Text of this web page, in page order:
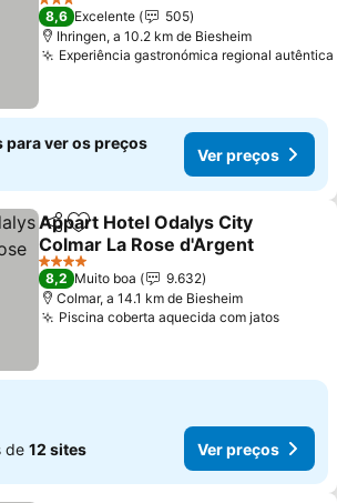
3 Estrelas
8,6 Excelente
505
Ihringen, a 10.2 km de Biesheim
Experiência gastronómica regional autêntica
para ver os preços
Ver preços
PartilharAdicionar aos favoritos
Appart Hotel Odalys City
Colmar La Rose d'Argent
4 Estrelas
8,2 Muito boa
9.632
Colmar, a 14.1 km de Biesheim
Piscina coberta aquecida com jatos
de 12 sites Ver preços